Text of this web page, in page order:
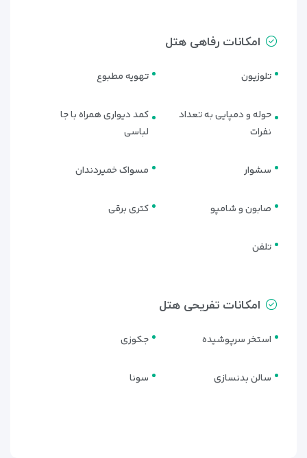
امکانات رفاهی هتل
تلوزیون تهویه مطبوع
حوله و دمپایی به تعداد
نفرات
کمد دیواری همراه با جا
لباسی
سشوار مسواک خمیردندان
صابون و شامپو کتری برقی
تلفن
امکانات تفریحی هتل
استخر سرپوشیده جکوزی
سالن بدنسازی سونا